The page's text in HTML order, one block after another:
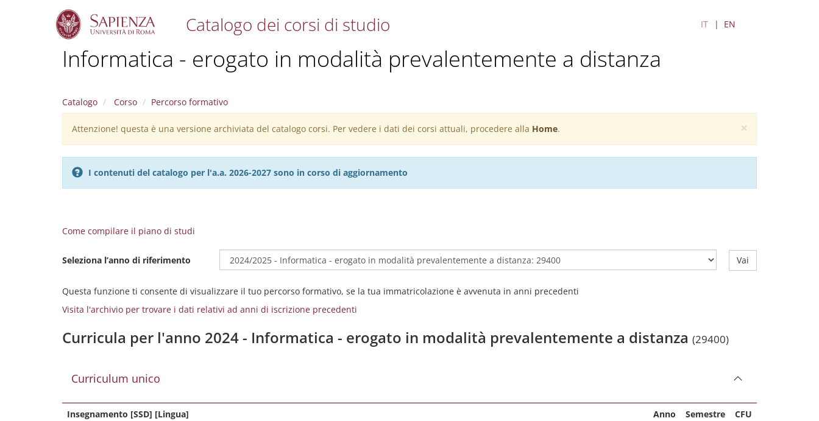
Catalogo dei corsi di studio IT EN
Informatica - erogato in modalità prevalentemente a distanza
Catalogo Corso Percorso formativo
×
Warning
message
Attenzione! questa è una versione archiviata del catalogo corsi. Per vedere i dati dei corsi attuali, procedere alla Home.
I contenuti del catalogo per l'a.a. 2026-2027 sono in corso di aggiornamento
Come compilare il piano di studi
Seleziona l’anno di riferimento Vai
Questa funzione ti consente di visualizzare il tuo percorso formativo, se la tua immatricolazione è avvenuta in anni precedenti
Visita l'archivio per trovare i dati relativi ad anni di iscrizione precedenti
Curricula per l'anno 2024 - Informatica - erogato in modalità prevalentemente a distanza (29400)
Curriculum unico
Insegnamento [SSD] [Lingua] Anno Semestre
CFU